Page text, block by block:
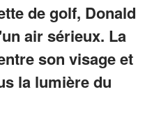
de golf, Donald
air sérieux. La
son visage et
la lumière du